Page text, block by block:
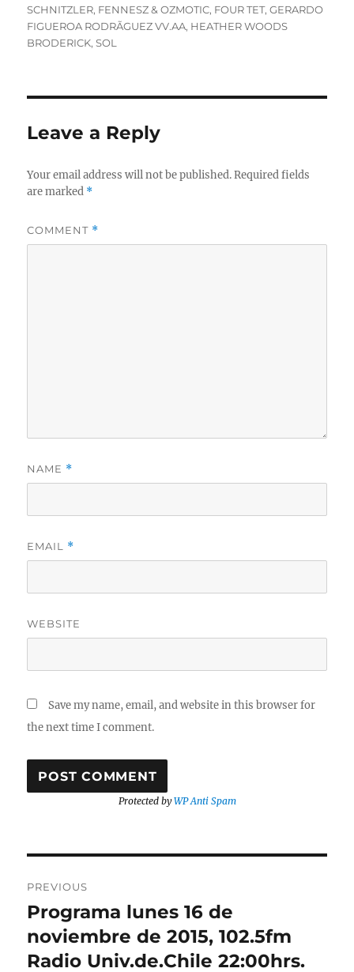
on
SCHNITZLER, FENNESZ & OZMOTIC, FOUR TET,GERARDO
FIGUEROA RODRÃGUEZ VV.AA, HEATHER WOODS
BRODERICK,SOL
Leave a Reply
Your email address will not be published. Required fields
are marked *
COMMENT *
NAME *
EMAIL *
WEBSITE
Save my name, email, and website in this browser for
the next time I comment.
Protected byWP Anti Spam
navigation
PREVIOUS
Previous
post:
Programa lunes 16 de
noviembre de 2015, 102.5fm
Radio Univ.de.Chile 22:00hrs.